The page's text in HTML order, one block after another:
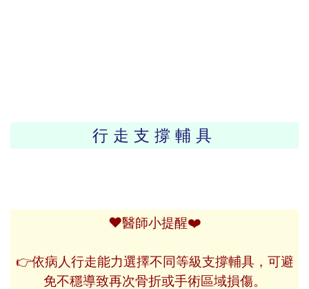
行走支撐輔具
❤️醫師小提醒❤️
👉依病人行走能力選擇不同等級支撐輔具，可避
免不穩導致再次骨折或手術區域損傷。